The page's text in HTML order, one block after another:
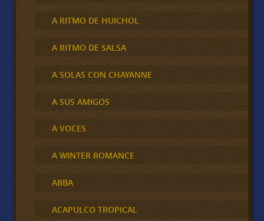
A RITMO DE HUICHOL
A RITMO DE SALSA
A SOLAS CON CHAYANNE
A SUS AMIGOS
A VOCES
A WINTER ROMANCE
ABBA
ACAPULCO TROPICAL